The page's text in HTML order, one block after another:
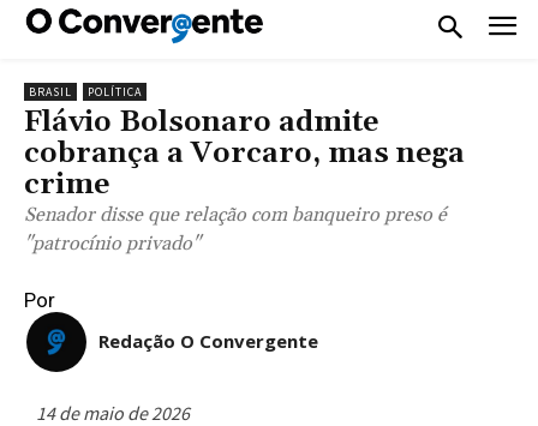
BRASIL POLÍTICA
Flávio Bolsonaro admite
cobrança a Vorcaro, mas nega
crime
Senador disse que relação com banqueiro preso é
"patrocínio privado"
Por
Redação O Convergente
14 de maio de 2026